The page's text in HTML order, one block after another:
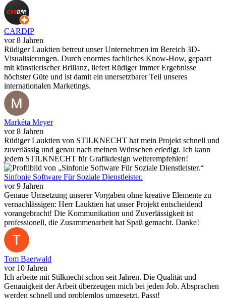
CARDIP
vor 8 Jahren
Rüdiger Lauktien betreut unser Unternehmen im Bereich 3D-
Visualisierungen. Durch enormes fachliches Know-How, gepaart
mit künstlerischer Brillanz, liefert Rüdiger immer Ergebnisse
höchster Güte und ist damit ein unersetzbarer Teil unseres
internationalen Marketings.
Markéta Meyer
vor 8 Jahren
Rüdiger Lauktien von STILKNECHT hat mein Projekt schnell und
zuverlässig und genau nach meinen Wünschen erledigt. Ich kann
jedem STILKNECHT für Grafikdesign weiterempfehlen!
Sinfonie Software Für Soziale Dienstleister.
vor 9 Jahren
Genaue Umsetzung unserer Vorgaben ohne kreative Elemente zu
vernachlässigen: Herr Lauktien hat unser Projekt entscheidend
vorangebracht! Die Kommunikation und Zuverlässigkeit ist
professionell, die Zusammenarbeit hat Spaß gemacht. Danke!
Tom Baerwald
vor 10 Jahren
Ich arbeite mit Stilknecht schon seit Jahren. Die Qualität und
Genauigkeit der Arbeit überzeugen mich bei jeden Job. Absprachen
werden schnell und problemlos umgesetzt. Passt!